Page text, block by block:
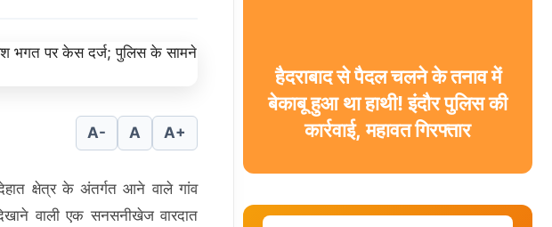
A- A A+
क्षेत्र के अंतर्गत आने वाले गांव
वाली एक सनसनीखेज वारदात
हैदराबाद से पैदल चलने के तनाव में
बेकाबू हुआ था हाथी! इंदौर पुलिस की
कार्रवाई, महावत गिरफ्तार